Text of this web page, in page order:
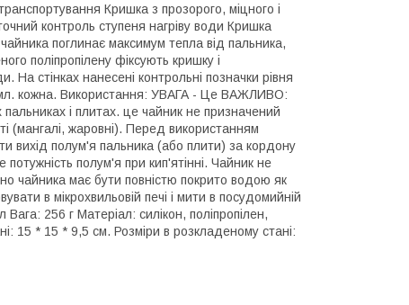
Кришка з прозорого, міцного і
контроль ступеня нагріву води Кришка
поглинає максимум тепла від пальника,
поліпропілену фіксують кришку і
На стінках нанесені контрольні позначки рівня
мл. кожна. Використання: УВАГА - Це ВАЖЛИВО:
і плитах. це чайник не призначений
(мангалі, жаровні). Перед використанням
вихід полум'я пальника (або плити) за кордону
полум'я при кип'ятінні. Чайник не
чайника має бути повністю покрито водою як
в мікрохвильовій печі і мити в посудомийній
256 г Матеріал: силікон, поліпропілен,
15 * 15 * 9,5 см. Розміри в розкладеному стані: